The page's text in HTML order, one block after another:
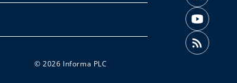
© 2026 Informa PLC